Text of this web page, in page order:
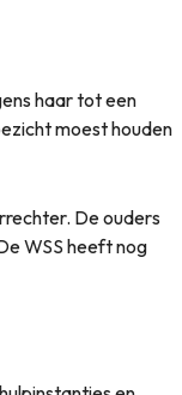
haar tot een
moest houden
De ouders
WSS heeft nog